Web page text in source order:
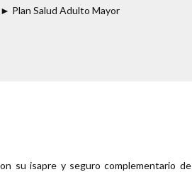
► Plan Salud Adulto Mayor
su isapre y seguro complementario